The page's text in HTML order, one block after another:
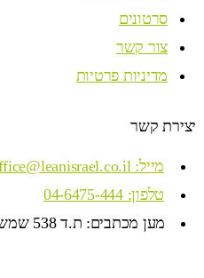
סרטונים
צור קשר
מדיניות פרטיות
יצירת קשר
מייל: office@leanisrael.co.il
טלפון: 04-6475-444
מען מכתבים: ת.ד 538 שמשית 1790600